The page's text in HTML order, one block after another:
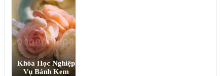
Khóa Học Nghiệp
Vụ Bánh Kem